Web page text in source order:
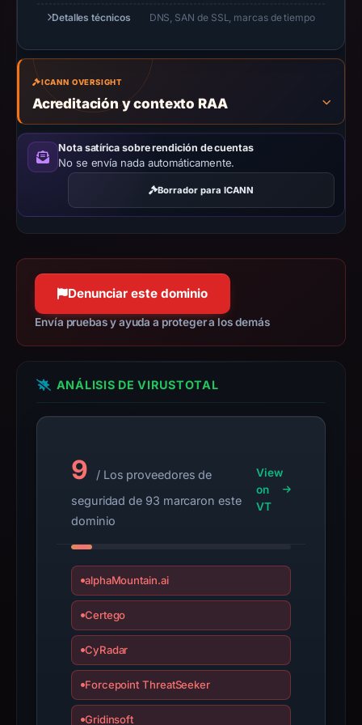
establish
safety.
Context:
registrar
PDR
Ltd.
d/b/a
PublicDomainRegistry.com,
IP
registration
27,
2025,
apparent
target
Base.
may
changed
This
report
time-
bound
observations,
not
Detalles técnicos DNS, SAN de SSL, marcas de tiempo
ICANN OVERSIGHT
Acreditación y contexto RAA
Nota satírica sobre rendición de cuentas
No se envía nada automáticamente.
Borrador para ICANN
Denunciar este dominio
Envía pruebas y ayuda a proteger a los demás
ANÁLISIS DE VIRUSTOTAL
9
/ Los proveedores de
seguridad de 93 marcaron este
dominio
View
on
VT
alphaMountain.ai
Certego
CyRadar
Forcepoint ThreatSeeker
Gridinsoft